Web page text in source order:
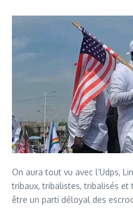
On aura tout vu avec l’Udps,
tribaux, tribalistes, tribalisés
être un parti déloyal des